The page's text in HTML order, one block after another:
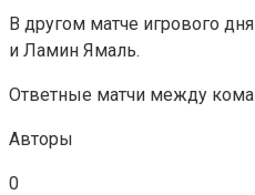
В другом матче игрового
и Ламин Ямаль.
Ответные матчи между
Авторы
0